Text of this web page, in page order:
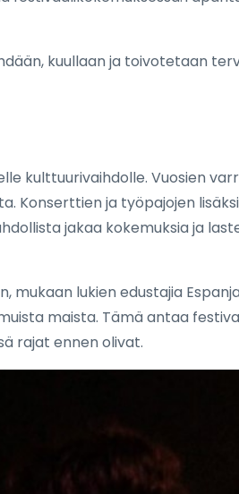
kuullaan ja toivotetaan
kulttuurivaihdolle. Vuosien
Konserttien ja työpajojen
jakaa kokemuksia ja
lukien edustajia
maista. Tämä antaa
rajat ennen olivat.